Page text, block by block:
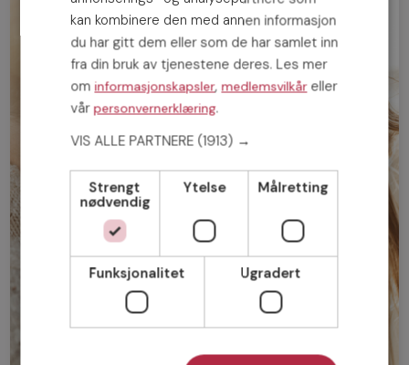
kan kombinere den med annen informasjon
du har gitt dem eller som de har samlet inn
fra din bruk av tjenestene deres. Les mer
ominformasjonskapsler,medlemsvilkåreller
vårpersonvernerklæring.
VIS ALLE PARTNERE (1913) →
Strengt
nødvendig
Ytelse Målretting
Funksjonalitet Ugradert